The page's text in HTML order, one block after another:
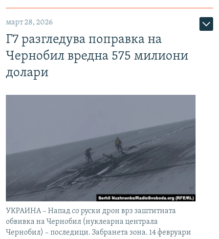
март 28, 2026
Г7 разгледува поправка на
Чернобил вредна 575 милиони
долари
УКРАИНА – Напад со руски дрон врз заштитната
обвивка на Чернобил (нуклеарна централа
Чернобил) – последици. Забранета зона. 14 февруари